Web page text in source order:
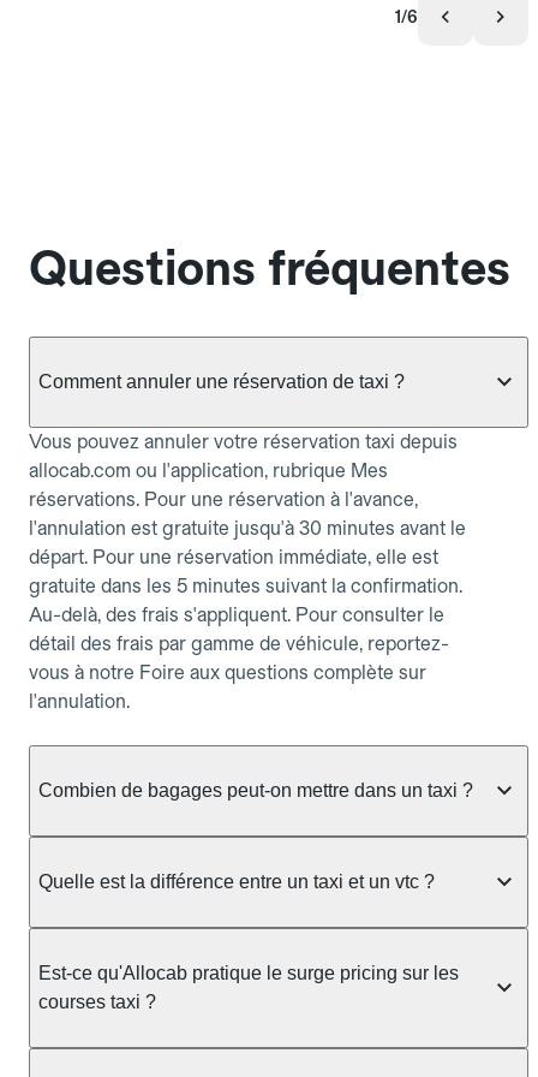
1/6
Questions fréquentes
Comment annuler une réservation de taxi ?
Vous pouvez annuler votre réservation taxi depuis
allocab.com ou l'application, rubrique Mes
réservations. Pour une réservation à l'avance,
l'annulation est gratuite jusqu'à 30 minutes avant le
départ. Pour une réservation immédiate, elle est
gratuite dans les 5 minutes suivant la confirmation.
Au-delà, des frais s'appliquent. Pour consulter le
détail des frais par gamme de véhicule, reportez-
vous à notre Foire aux questions complète sur
l'annulation.
Combien de bagages peut-on mettre dans un taxi ?
taxi berline accueille en général jusqu'à 3 bagages
ou nombreux, précisez-le dans le champ "Message
au chauffeur" lors de la réservation. Le prix n'est
pas impacté par le nombre de bagages.
Quelle est la différence entre un taxi et un vtc ?
prendre en charge directement dans la rue, à une
station ou sur réservation, avec un tarif au
réservation et propose un prix fixe annoncé à
Est-ce qu'Allocab pratique le surge pricing sur les
courses taxi ?